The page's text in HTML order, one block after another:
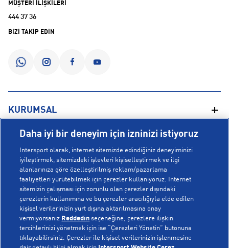
MÜŞTERİ İLİŞKİLERİ
444 37 36
BİZİ TAKİP EDİN
KURUMSAL
Hakkımızda
Mağazalarımız
Bilgi Toplumu Hizmetleri
Gizlilik Politikası
İşlem Rehberi
Kampanyalar
YARDIM
Sipariş Takibi
İptal & İade
Sıkça Sorulan Sorular
Yetkili Servis Listesi
POPÜLER KOLEKSİYONLAR
Voleybol Milli Takım Formaları
New Balance 408
© Copyright INTERSPORT 2026
Daha iyi bir deneyim için izninizi istiyoruz
Intersport olarak, internet sitemizde edindiğiniz deneyiminizi
iyileştirmek, sitemizdeki işlevleri kişiselleştirmek ve ilgi
alanlarınıza göre özelleştirilmiş reklam/pazarlama
faaliyetleri yürütebilmek için çerezler kullanıyoruz. İnternet
sitemizin çalışması için zorunlu olan çerezler dışındaki
çerezlerin kullanımına ve bu çerezler aracılığıyla elde edilen
kişisel verilerinizin yurt dışına aktarılmasına onay
vermiyorsanız Reddedin seçeneğine; çerezlere ilişkin
tercihlerinizi yönetmek için ise “Çerezleri Yönetin” butonuna
tıklayabilirsiniz. Çerezler ile kişisel verilerinizin işlenmesine